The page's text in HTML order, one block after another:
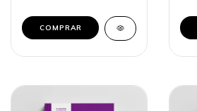
COMPRAR